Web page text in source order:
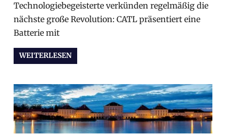
Technologiebegeisterte verkünden regelmäßig die
nächste große Revolution: CATL präsentiert eine
Batterie mit
WEITERLESEN